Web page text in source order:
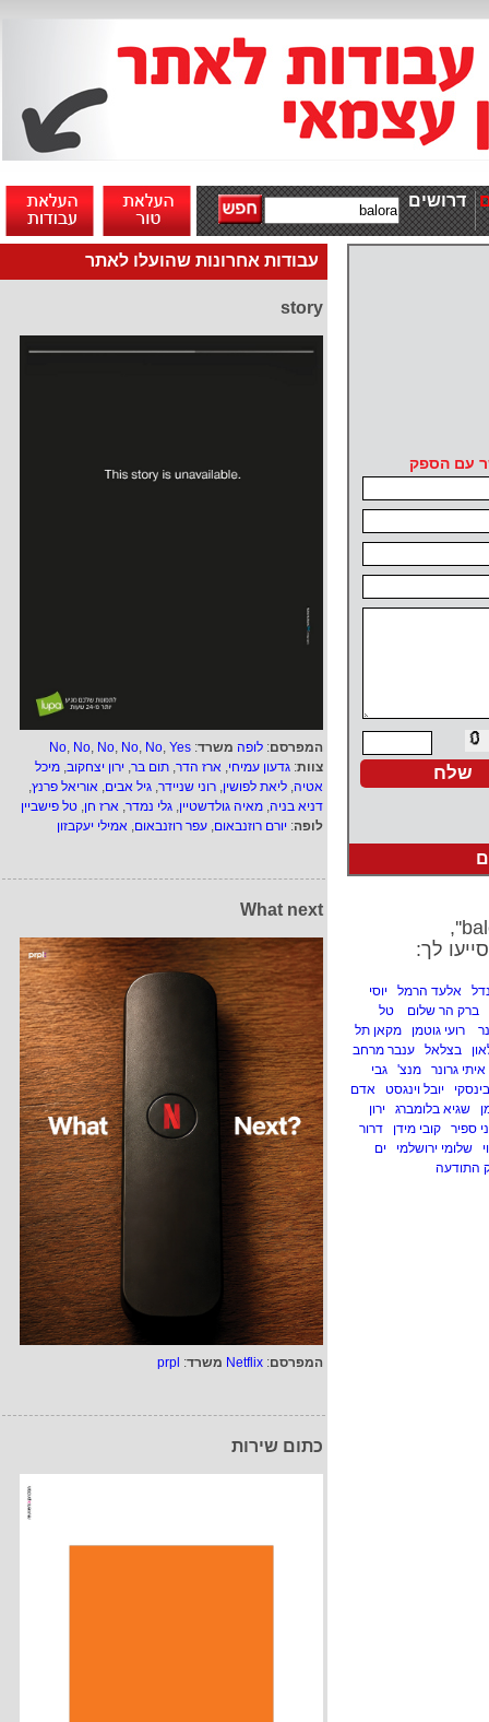
דרושים
עבודות אחרונות שהועלו לאתר
story
המפרסם: לופה משרד:
No, No, No, No, No, Yes
צוות: גדעון עמיחי, ארז הדר, תום בר, ירון יצחקוב, מיכל
אטיה, ליאת לפושין, רוני שניידר, גיל אבים, אוריאל פרנץ,
דניא בניה, מאיה גולדשטיין, גלי נמדר, ארז חן, טל פישביין
לופה: יורם רוזנבאום, עפר רוזנבאום, אמילי יעקבזון
What next
המפרסם:
Netflix משרד:
prpl
כתום שירות
עם הספק
לך:
אלעד הרמל
יוסי
ברק הר שלום
טל
רועי גוטמן
מקאן תל
בצלאל
ענבר מרחב
איתי גרונר
מנצ'
גבי
יובל וינגסט
אדם
שגיא בלומברג
ירון
ספיר
קובי מידן
דרור
שלומי ירושלמי
ים
התודעה